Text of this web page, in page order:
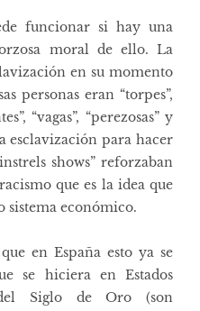
funcionar si hay una
moral de ello. La
en su momento
personas eran “torpes”,
“vagas”, “perezosas” y
esclavización para hacer
shows” reforzaban
que es la idea que
sistema económico.
en España esto ya se
se hiciera en Estados
Siglo de Oro (son